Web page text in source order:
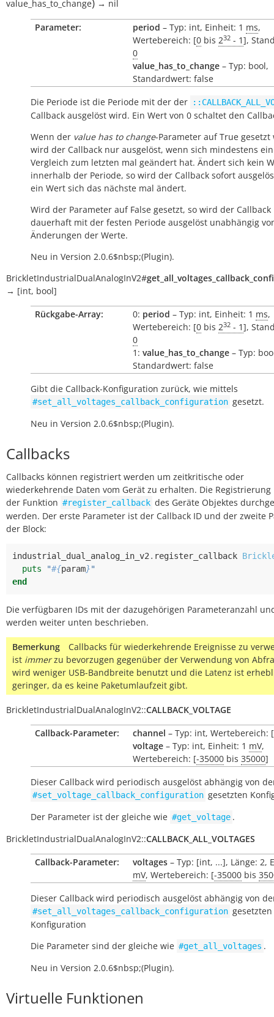
value_has_to_change → nil
Parameter: period – Typ: int, Einheit: 1 ms,
Wertebereich: [0 bis 232 - 1],
0
value_has_to_change – Typ: bool,
Standardwert: false
Die Periode ist die Periode mit der der
Callback ausgelöst wird. Ein Wert von 0 schaltet den
Wenn der value has to change-Parameter auf True gesetzt
wird der Callback nur ausgelöst, wenn sich mindestens
Vergleich zum letzten mal geändert hat. Ändert sich kein
innerhalb der Periode, so wird der Callback sofort
ein Wert sich das nächste mal ändert.
Wird der Parameter auf False gesetzt, so wird der Callback
dauerhaft mit der festen Periode ausgelöst unabhängig
Änderungen der Werte.
Neu in Version 2.0.6$nbsp;(Plugin).
BrickletIndustrialDualAnalogInV2#
→ [int, bool]
Rückgabe-Array:
0: period – Typ: int, Einheit: 1 ms,
Wertebereich: [0 bis 232 - 1],
0
1: value_has_to_change – Typ:
Standardwert: false
Gibt die Callback-Konfiguration zurück, wie mittels
#set_all_voltages_callback_configuration gesetzt.
Neu in Version 2.0.6$nbsp;(Plugin).
Callbacks
Callbacks können registriert werden um zeitkritische oder
wiederkehrende Daten vom Gerät zu erhalten. Die
der Funktion #register_callback des Geräte Objektes
werden. Der erste Parameter ist der Callback ID und der zweite
der Block:
industrial_dual_analog_in_v2 . register_callback
puts
"#{param}"
end
Die verfügbaren IDs mit der dazugehörigen Parameteranzahl
werden weiter unten beschrieben.
Bemerkung
Callbacks für wiederkehrende Ereignisse zu
ist immerzu bevorzugen gegenüber der Verwendung von
wird weniger USB-Bandbreite benutzt und die Latenz ist
geringer, da es keine Paketumlaufzeit gibt.
BrickletIndustrialDualAnalogInV2::CALLBACK_VOLTAGE
Callback-Parameter:
channel – Typ: int, Wertebereich:
voltage – Typ: int, Einheit: 1 mV,
Wertebereich: [-35000 bis 35000]
Dieser Callback wird periodisch ausgelöst abhängig von
#set_voltage_callback_configuration gesetzten
Der Parameter ist der gleiche wie #get_voltage .
BrickletIndustrialDualAnalogInV2::CALLBACK_ALL_VOLTAGES
Callback-Parameter:
voltages – Typ: [int, ...], Länge: 2,
mV, Wertebereich: [-35000 bis
Dieser Callback wird periodisch ausgelöst abhängig von
#set_all_voltages_callback_configuration gesetzten
Konfiguration
Die Parameter sind der gleiche wie #get_all_voltages .
Neu in Version 2.0.6$nbsp;(Plugin).
Virtuelle Funktionen